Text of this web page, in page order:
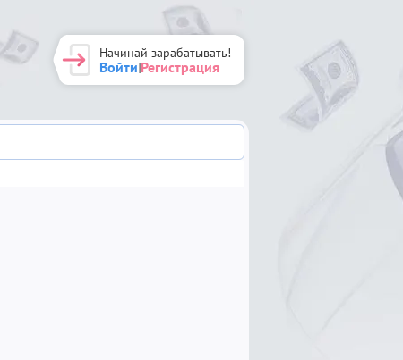
Начинай зарабатывать!
Войти|Регистрация